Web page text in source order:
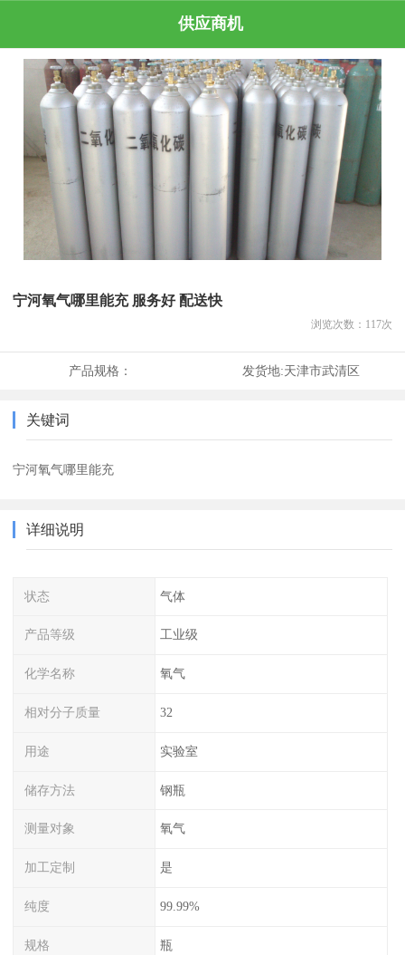
供应商机
宁河氧气哪里能充 服务好 配送快
浏览次数： 117次
产品规格： 发货地:天津市武清区
关键词
宁河氧气哪里能充
详细说明
状态 气体
产品等级 工业级
化学名称 氧气
相对分子质量 32
用途 实验室
储存方法 钢瓶
测量对象 氧气
加工定制 是
纯度 99.99%
规格 瓶